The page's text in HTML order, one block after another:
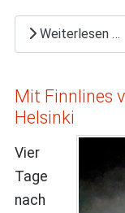
Weiterlesen …
Mit Finnlines
Helsinki
Vier
Tage
nach